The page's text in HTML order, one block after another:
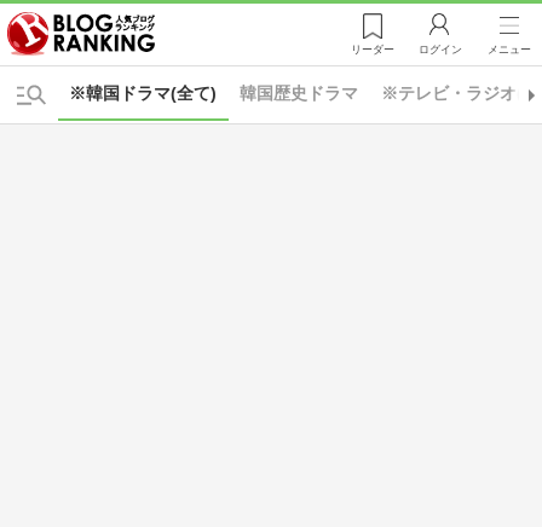
リーダー ログイン メニュー
※韓国ドラマ(全て) ※テレビ・ラジオ(
韓国歴史ドラマ